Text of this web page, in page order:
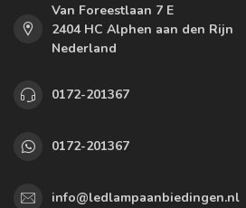
Van Foreestlaan 7 E
2404 HC Alphen aan den Rijn
Nederland
0172-201367
0172-201367
info@ledlampaanbiedingen.nl